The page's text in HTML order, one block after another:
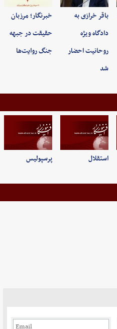
باقر خرازی به
دادگاه ویژه
روحانیت احضار
شد
خبرنگار؛ مرزبان
حقیقت در جبهه
جنگ روایت‌ها
استقلال پرسپولیس